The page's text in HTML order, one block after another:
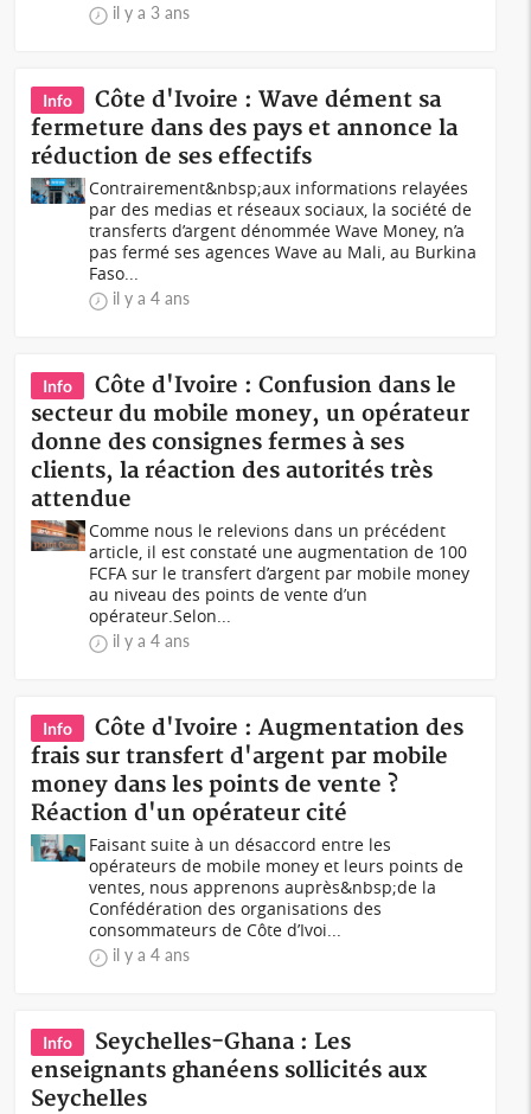
il y a 3 ans
Info
Côte d'Ivoire : Wave dément sa
fermeture dans des pays et annonce la
réduction de ses effectifs
Contrairement&nbsp;aux informations relayées
par des medias et réseaux sociaux, la société de
transferts d’argent dénommée Wave Money, n’a
pas fermé ses agences Wave au Mali, au Burkina
Faso...
il y a 4 ans
Info
Côte d'Ivoire : Confusion dans le
secteur du mobile money, un opérateur
donne des consignes fermes à ses
clients, la réaction des autorités très
attendue
Comme nous le relevions dans un précédent
article, il est constaté une augmentation de 100
FCFA sur le transfert d’argent par mobile money
au niveau des points de vente d’un
opérateur.Selon...
il y a 4 ans
Info
Côte d'Ivoire : Augmentation des
frais sur transfert d'argent par mobile
money dans les points de vente ?
Réaction d'un opérateur cité
Faisant suite à un désaccord entre les
opérateurs de mobile money et leurs points de
ventes, nous apprenons auprès&nbsp;de la
Confédération des organisations des
consommateurs de Côte d’Ivoi...
il y a 4 ans
Info
Seychelles-Ghana : Les
enseignants ghanéens sollicités aux
Seychelles